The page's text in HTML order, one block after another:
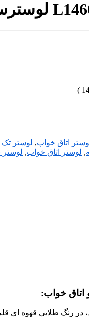
اتاق خواب, لوستر
, لوستر اتاق خواب, لوستر
اتاق خواب:
در رنگ طلایی قهوه ای